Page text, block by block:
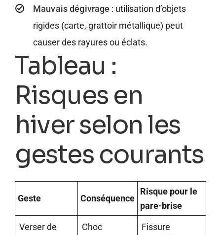
Mauvais dégivrage : utilisation d’objets
rigides (carte, grattoir métallique) peut
causer des rayures ou éclats.
Tableau :
Risques en
hiver selon les
gestes courants
Geste Conséquence
Risque pour le
pare-brise
Verser de
Choc
Fissure